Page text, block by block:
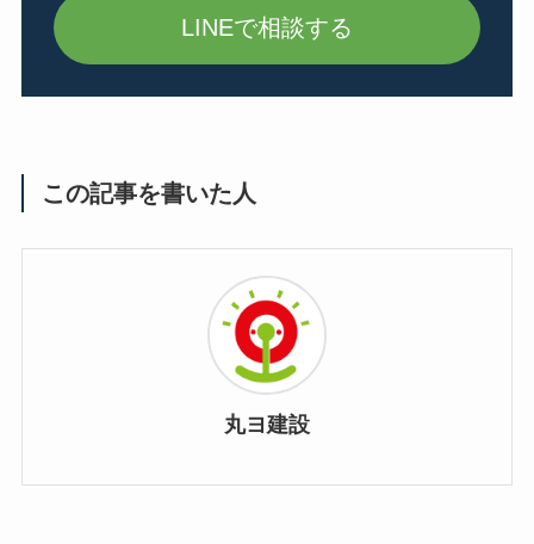
LINEで相談する
この記事を書いた人
丸ヨ建設